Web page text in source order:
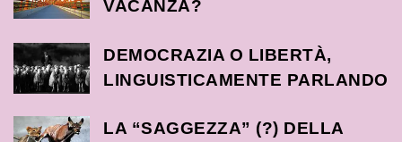
VACANZA?
DEMOCRAZIA O LIBERTÀ,
LINGUISTICAMENTE PARLANDO
LA “SAGGEZZA” (?) DELLA